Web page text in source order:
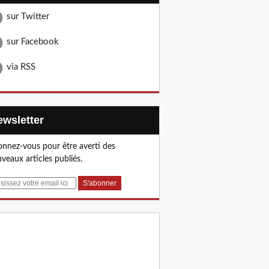
sur Twitter
sur Facebook
via RSS
vous pour être averti des
articles publiés.